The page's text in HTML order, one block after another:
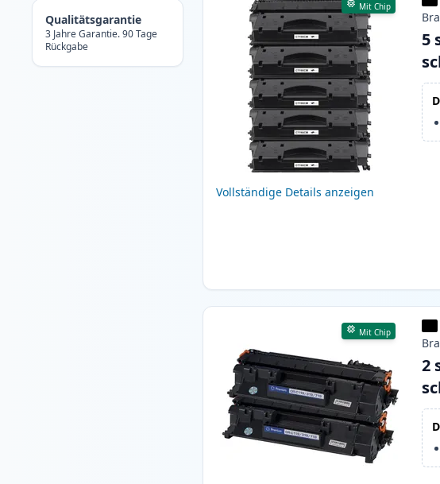
Qualitätsgarantie
3 Jahre Garantie. 90 Tage
Rückgabe
Mit Chip
Vollständige Details anzeigen
5
Mit Chip
2